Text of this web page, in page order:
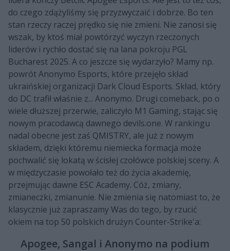
do czego zdążyliśmy się przyzwyczaić i dobrze. Bo ten
stan rzeczy raczej prędko się nie zmieni. Nie zanosi się
wszak, by ktoś miał powtórzyć wyczyn rzeczonych
liderów i rychło dostać się na lana pokroju PGL
Bucharest 2025. A co jeszcze się wydarzyło? Mamy np.
powrót Anonymo Esports, które przejęło skład
ukraińskiej organizacji Dark Cloud Esports. Skład, który
do DC trafił właśnie z... Anonymo. Drugi comeback, po o
wiele dłuższej przerwie, zaliczyło M1 Gaming, stając się
nowym pracodawcą dawnego devils.one. W rankingu
nadal obecne jest zaś QMISTRY, ale już z nowym
składem, dzięki któremu niemiecka formacja może
pochwalić się lokatą w ścisłej czołówce polskiej sceny. A
w międzyczasie powołało też do życia akademię,
przejmując dawne ESC Academy. Cóż, zmiany,
zmianeczki, zmianunie. Nie zmienia się natomiast to, że
klasycznie już zapraszamy Was do tego, by rzucić
okiem na top 50 polskich drużyn Counter-Strike'a:
Apogee, Sangal i Anonymo na podium